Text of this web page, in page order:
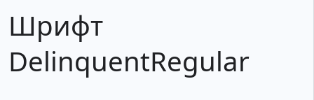
Шрифт
DelinquentRegular